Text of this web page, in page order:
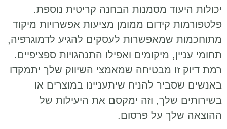
יכולות היעוד מסמנות הבחנה קריטית נוספת.
פלטפורמות קידום ממומן מציעות אפשרויות מיקוד
מתוחכמות שמאפשרות לעסקים להגיע לדמוגרפיה,
תחומי עניין, מיקומים ואפילו התנהגויות ספציפיים.
רמת דיוק זו מבטיחה שמאמצי השיווק שלך יתמקדו
באנשים שסביר להניח שיתעניינו במוצרים או
בשירותים שלך, וזה ימקסם את היעילות של
ההוצאה שלך על פרסום.